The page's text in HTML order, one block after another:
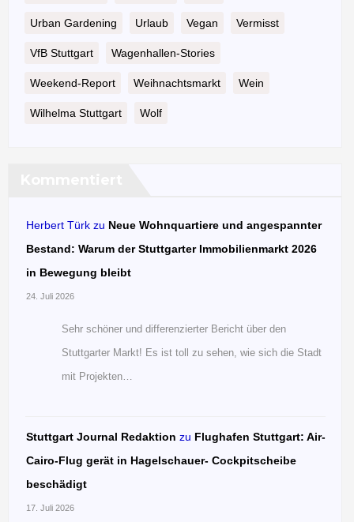
Urban Gardening Urlaub Vegan Vermisst
VfB Stuttgart Wagenhallen-Stories
Weekend-Report Weihnachtsmarkt Wein
Wilhelma Stuttgart Wolf
Herbert Türk zu Neue Wohnquartiere und angespannter
Bestand: Warum der Stuttgarter Immobilienmarkt 2026
in Bewegung bleibt
24. Juli 2026
Sehr schöner und differenzierter Bericht über den
Stuttgarter Markt! Es ist toll zu sehen, wie sich die Stadt
mit Projekten…
Stuttgart Journal Redaktion zu Flughafen Stuttgart: Air-
Cairo-Flug gerät in Hagelschauer- Cockpitscheibe
beschädigt
17. Juli 2026